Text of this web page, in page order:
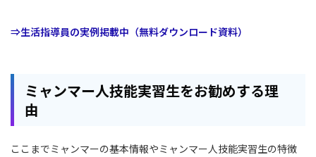
⇒生活指導員の実例掲載中（無料ダウンロード資料）
ミャンマー人技能実習生をお勧めする理
由
ここまでミャンマーの基本情報やミャンマー人技能実習生の特徴